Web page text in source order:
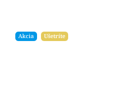
Akcia Ušetríte